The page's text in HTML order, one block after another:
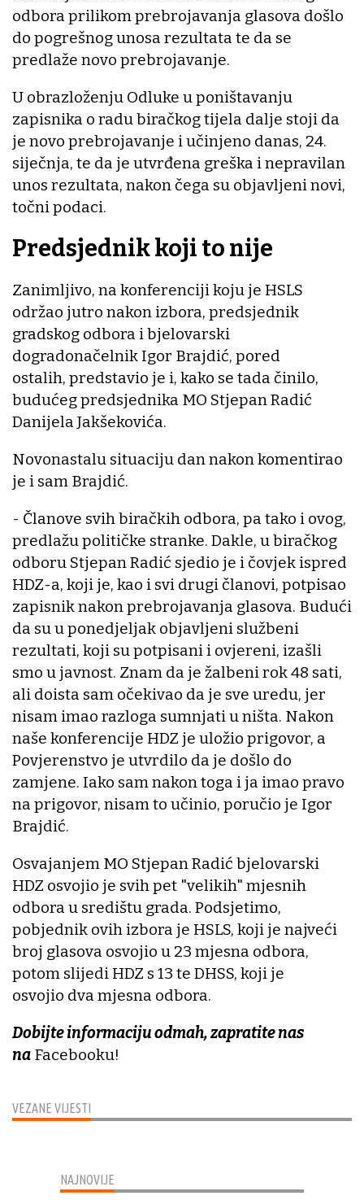
VEZANE VIJESTI
odbora prilikom prebrojavanja glasova došlo
do pogrešnog unosa rezultata te da se
predlaže novo prebrojavanje.
U obrazloženju Odluke u poništavanju
zapisnika o radu biračkog tijela dalje stoji da
je novo prebrojavanje i učinjeno danas, 24.
siječnja, te da je utvrđena greška i nepravilan
unos rezultata, nakon čega su objavljeni novi,
točni podaci.
Predsjednik koji to nije
Zanimljivo, na konferenciji koju je HSLS
održao jutro nakon izbora, predsjednik
gradskog odbora i bjelovarski
dogradonačelnik Igor Brajdić, pored
ostalih, predstavio je i, kako se tada činilo,
budućeg predsjednika MO Stjepan Radić
Danijela Jakšekovića.
Novonastalu situaciju dan nakon komentirao
je i sam Brajdić.
- Članove svih biračkih odbora, pa tako i ovog,
predlažu političke stranke. Dakle, u biračkog
odboru Stjepan Radić sjedio je i čovjek ispred
HDZ-a, koji je, kao i svi drugi članovi, potpisao
zapisnik nakon prebrojavanja glasova. Budući
da su u ponedjeljak objavljeni službeni
rezultati, koji su potpisani i ovjereni, izašli
smo u javnost. Znam da je žalbeni rok 48 sati,
ali doista sam očekivao da je sve uredu, jer
nisam imao razloga sumnjati u ništa. Nakon
naše konferencije HDZ je uložio prigovor, a
Povjerenstvo je utvrdilo da je došlo do
zamjene. Iako sam nakon toga i ja imao pravo
na prigovor, nisam to učinio, poručio je Igor
Brajdić.
Osvajanjem MO Stjepan Radić bjelovarski
HDZ osvojio je svih pet "velikih" mjesnih
odbora u središtu grada. Podsjetimo,
pobjednik ovih izbora je HSLS, koji je najveći
broj glasova osvojio u 23 mjesna odbora,
potom slijedi HDZ s 13 te DHSS, koji je
osvojio dva mjesna odbora.
Dobijte informaciju odmah, zapratite nas
na Facebooku!
NAJNOVIJE